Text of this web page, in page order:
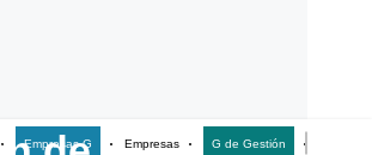
Empresas G Empresas G de Gestión